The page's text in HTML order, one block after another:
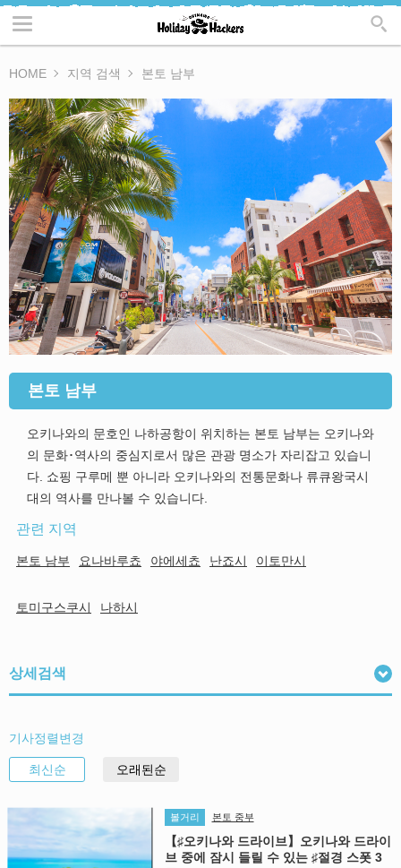
HOME 지역 검색 본토 남부
본토 남부
오키나와의 문호인 나하공항이 위치하는 본토 남부는 오키나와
의 문화･역사의 중심지로서 많은 관광 명소가 자리잡고 있습니
다. 쇼핑 구루메 뿐 아니라 오키나와의 전통문화나 류큐왕국시
대의 역사를 만나볼 수 있습니다.
관련 지역
본토 남부 요나바루쵸 야에세쵸 난죠시 이토만시
토미구스쿠시 나하시
상세검색
기사정렬변경
최신순 오래된순
볼거리 본토 중부
【♯오키나와 드라이브】오키나와 드라이
브 중에 잠시 들릴 수 있는 ♯절경 스폿 3